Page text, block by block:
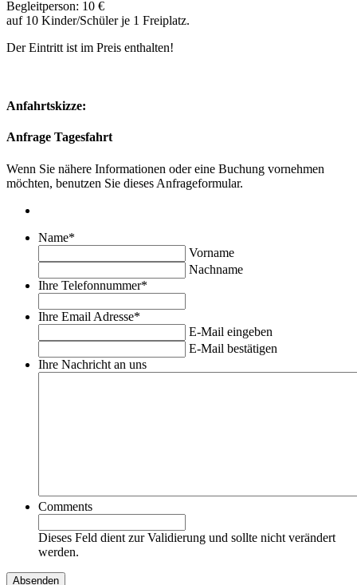
Begleitperson: 10 €
auf 10 Kinder/Schüler je 1 Freiplatz.
Der Eintritt ist im Preis enthalten!
Anfahrtskizze:
Anfrage Tagesfahrt
Wenn Sie nähere Informationen oder eine Buchung vornehmen
möchten, benutzen Sie dieses Anfrageformular.
Name*
Vorname
Nachname
Ihre Telefonnummer*
Ihre Email Adresse*
E-Mail eingeben
E-Mail bestätigen
Ihre Nachricht an uns
Comments
Dieses Feld dient zur Validierung und sollte nicht verändert
werden.